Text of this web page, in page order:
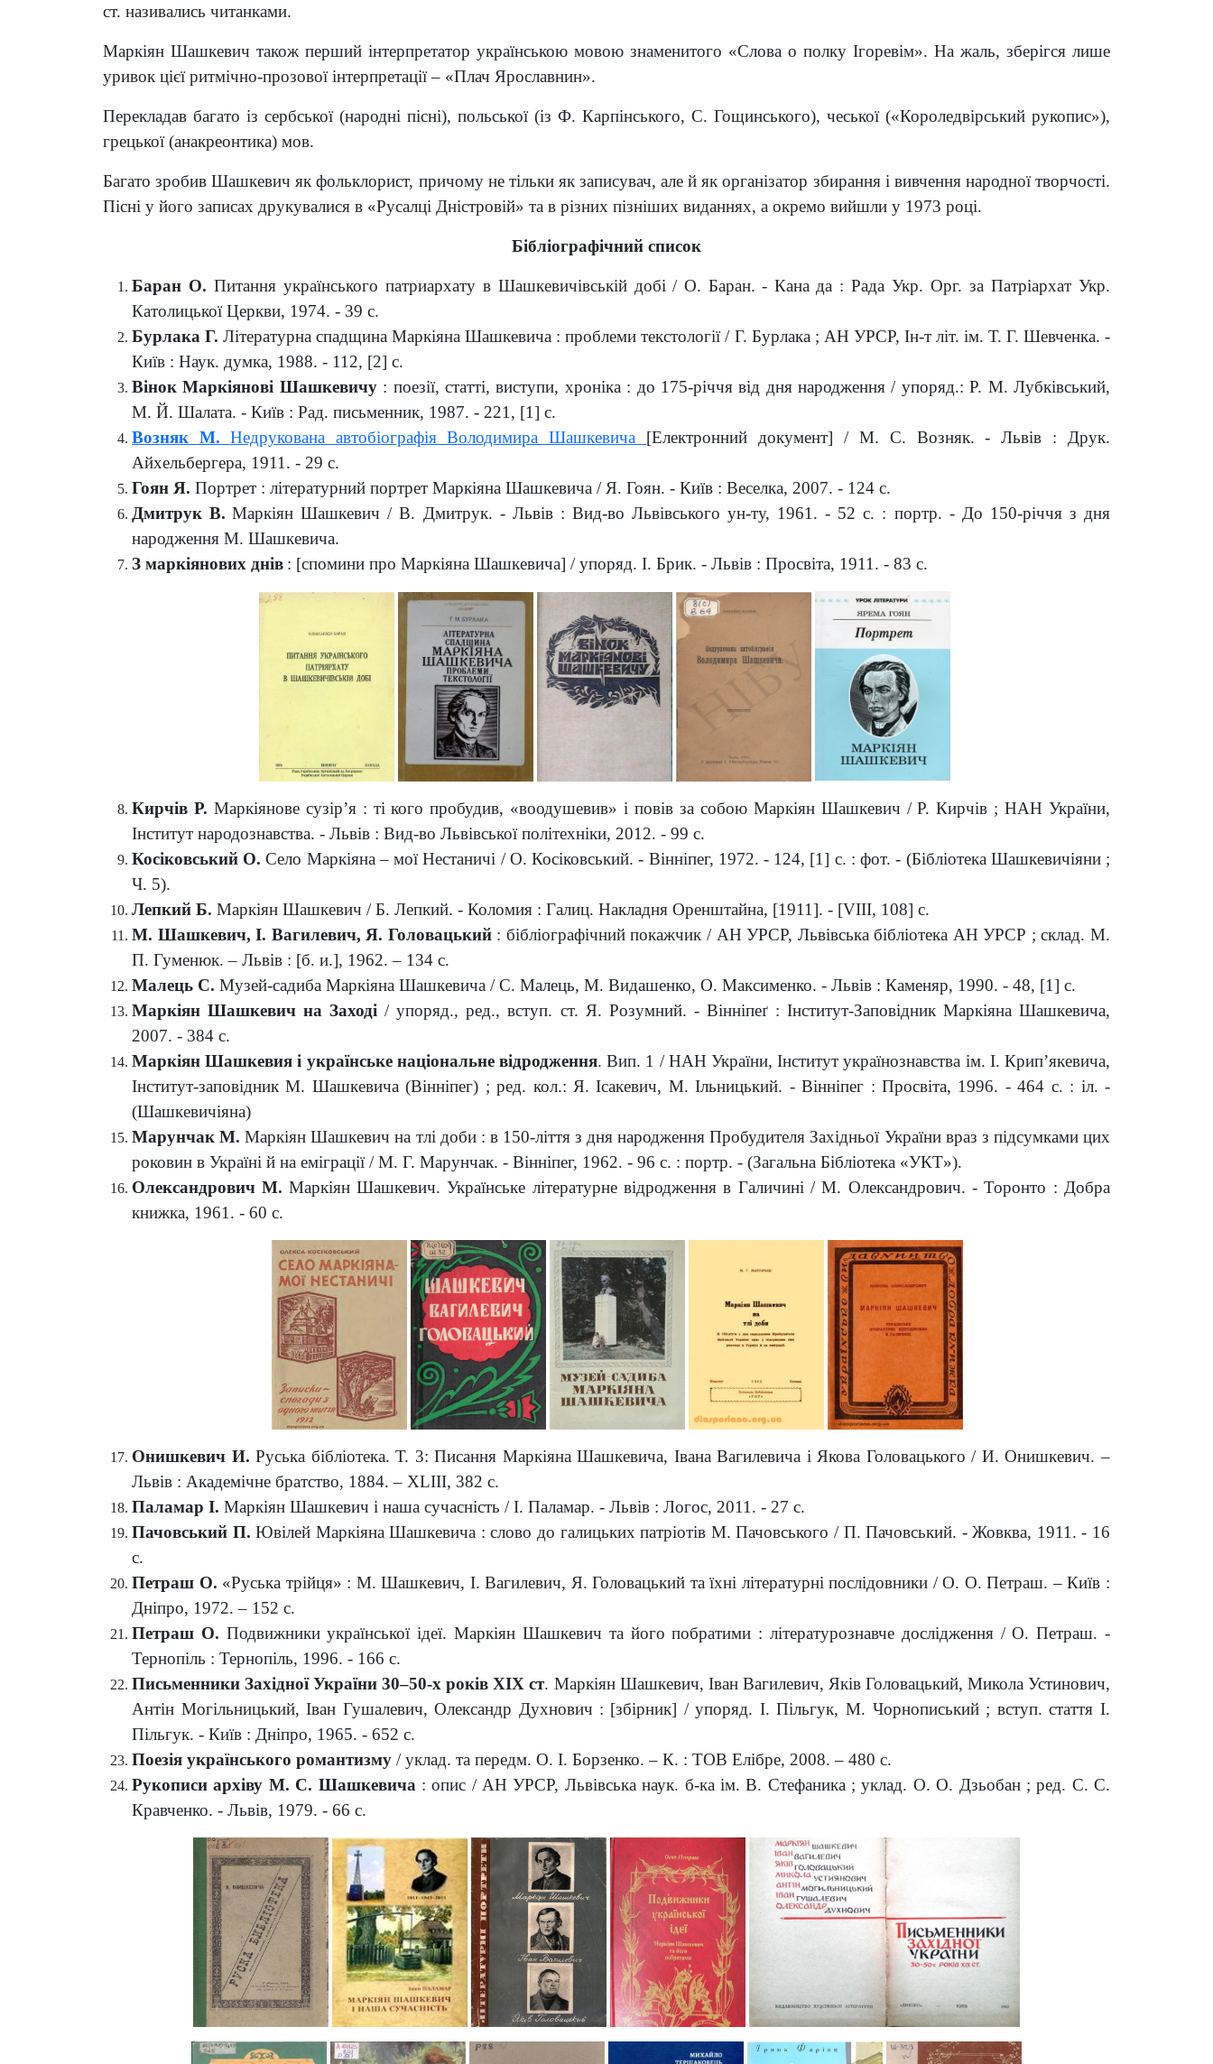
ст. називались читанками.
Маркіян Шашкевич також перший інтерпретатор українською мовою знаменитого «Слова о полку Ігоревім». На жаль, зберігся лише
уривок цієї ритмічно-прозової інтерпретації – «Плач Ярославнин».
Перекладав багато із сербської (народні пісні), польської (із Ф. Карпінського, С. Гощинського), чеської («Короледвірський рукопис»),
грецької (анакреонтика) мов.
Багато зробив Шашкевич як фольклорист, причому не тільки як записувач, але й як організатор збирання і вивчення народної творчості.
Пісні у його записах друкувалися в «Русалці Дністровій» та в різних пізніших виданнях, а окремо вийшли у 1973 році.
Бібліографічний список
Баран О. Питання українського патриархату в Шашкевичівській добі / О. Баран. - Кана да : Рада Укр. Орг. за Патріархат Укр.
Католицької Церкви, 1974. - 39 с.
Бурлака Г. Літературна спадщина Маркіяна Шашкевича :проблеми текстології / Г. Бурлака ; АН УРСР, Ін-т літ. ім. Т. Г. Шевченка. -
Київ : Наук. думка, 1988. - 112, [2] с.
Вінок Маркіянові Шашкевичу: поезії, статті, виступи, хроніка : до 175-річчя від дня народження / упоряд.: Р. М. Лубківський,
М. Й. Шалата. - Київ : Рад. письменник, 1987. - 221, [1] с.
Возняк М. Недрукована автобіографія Володимира Шашкевича [Електронний документ] / М. С. Возняк. - Львів : Друк.
Айхельбергера, 1911. - 29 с.
Гоян Я. Портрет : літературний портрет Маркіяна Шашкевича / Я. Гоян. - Київ : Веселка, 2007. - 124 с.
Дмитрук В. Маркіян Шашкевич / В. Дмитрук. - Львів : Вид-во Львівського ун-ту, 1961. - 52 с. : портр. - До 150-річчя з дня
народження М. Шашкевича.
З маркіянових днів : [спомини про Маркіяна Шашкевича] / упоряд. І. Брик. - Львів : Просвіта, 1911. - 83 с.
Кирчів Р. Маркіянове сузір’я : ті кого пробудив, «воодушевив» і повів за собою Маркіян Шашкевич / Р. Кирчів ; НАН України,
Інститут народознавства. - Львів : Вид-во Львівської політехніки, 2012. - 99 с.
Косіковський О. Село Маркіяна – мої Нестаничі / О. Косіковський. - Вінніпег, 1972. - 124, [1] с. : фот. - (Бібліотека Шашкевичіяни ;
Ч. 5).
Лепкий Б. Маркіян Шашкевич / Б. Лепкий. - Коломия : Галиц. Накладня Оренштайна, [1911]. - [VIII, 108] с.
М. Шашкевич, І. Вагилевич, Я. Головацький: бібліографічний покажчик / АН УРСР, Львівська бібліотека АН УРСР ; склад. М.
П. Гуменюк. – Львів : [б. и.], 1962. – 134 с.
Малець С. Музей-садиба Маркіяна Шашкевича / С. Малець, М. Видашенко, О. Максименко. - Львів : Каменяр, 1990. - 48, [1] с.
Маркіян Шашкевич на Заході / упоряд., ред., вступ. ст. Я. Розумний. - Вінніпеґ : Інститут-Заповідник Маркіяна Шашкевича,
2007. - 384 с.
МаркіянШашкевия і українське національне відродження.Вип. 1 / НАН України, Інститут українознавства ім. І. Крип’якевича,
Інститут-заповідник М. Шашкевича (Вінніпег) ; ред. кол.: Я. Ісакевич, М. Ільницький. - Вінніпег : Просвіта, 1996. - 464 с. : іл. -
(Шашкевичіяна)
Марунчак М. Маркіян Шашкевич на тлі доби : в 150-ліття з дня народження Пробудителя Західньої України враз з підсумками цих
роковин в Україні й на еміграції / М. Г. Марунчак. - Вінніпег, 1962. - 96 с. : портр. - (Загальна Бібліотека «УКТ»).
Олександрович М. Маркіян Шашкевич. Українське літературне відродження в Галичині / М. Олександрович. - Торонто : Добра
книжка, 1961. - 60 с.
Онишкевич И. Руська бібліотека. Т. 3: Писання Маркіяна Шашкевича, Івана Вагилевича і Якова Головацького / И. Онишкевич. –
Львів : Академічне братство, 1884. – XLIII, 382 с.
Паламар І. Маркіян Шашкевич і наша сучасність / І. Паламар. - Львів : Логос, 2011. - 27 с.
Пачовський П. Ювілей Маркіяна Шашкевича : слово до галицьких патріотів М. Пачовського / П. Пачовський. - Жовква, 1911. - 16
с.
Петраш О. «Руська трійця» : М. Шашкевич, І. Вагилевич, Я. Головацький та їхні літературні послідовники / О. О. Петраш. – Київ :
Дніпро, 1972. – 152 с.
Петраш О. Подвижники української ідеї. Маркіян Шашкевич та його побратими : літературознавче дослідження / О. Петраш. -
Тернопіль : Тернопіль, 1996. - 166 с.
Письменники Західної України 30–50-х років XIX ст. Маркіян Шашкевич, Іван Вагилевич, Яків Головацький, Микола Устинович,
Антін Могільницький, Іван Гушалевич, Олександр Духнович : [збірник] / упоряд. І. Пільгук, М. Чорнописький ; вступ. стаття І.
Пільгук. - Київ : Дніпро, 1965. - 652 с.
Поезія українського романтизму / уклад. та передм. О. І. Борзенко. – К. : ТОВ Елібре, 2008. – 480 с.
Рукописи архіву М. С. Шашкевича : опис / АН УРСР, Львівська наук. б-ка ім. В. Стефаника ; уклад. О. О. Дзьобан ; ред. С. С.
Кравченко. - Львів, 1979. - 66 с.